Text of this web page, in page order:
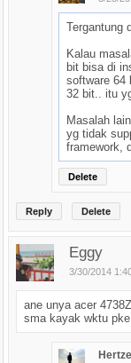
Tergantung
Kalau
bit bisa di
software 64
32 bit.. itu
Masalah
yg tidak
framework,
Delete
Reply Delete
Eggy
3/30/2014
ane unya acer
sma kayak wktu